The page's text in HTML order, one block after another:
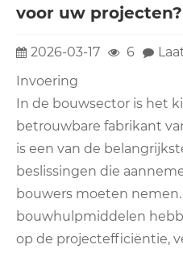
voor uw projecten?
2026-03-17 6
Invoering
In de bouwsector is het
betrouwbare fabrikant
is een van de
beslissingen die
bouwers moeten
bouwhulpmiddelen
op de projectefficiëntie,